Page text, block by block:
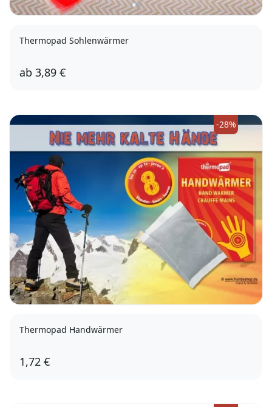
Thermopad Sohlenwärmer
ab 3,89 €
-28%
Thermopad Handwärmer
1,72 €